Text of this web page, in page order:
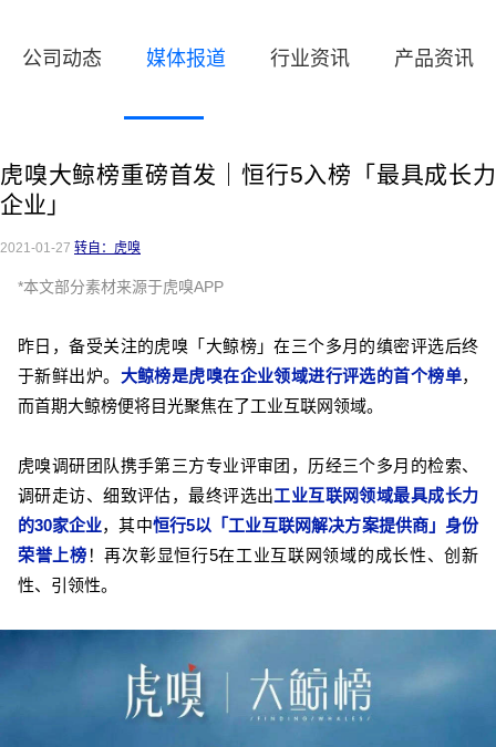
公司动态 媒体报道 行业资讯 产品资讯
虎嗅大鲸榜重磅首发｜恒行5入榜「最具成长力
企业」
2021-01-27 转自：虎嗅
*本文部分素材来源于虎嗅APP
昨日，备受关注的虎嗅「大鲸榜」在三个多月的缜密评选后终
于新鲜出炉。 大鲸榜是虎嗅在企业领域进行评选的首个榜单，
而首期大鲸榜便将目光聚焦在了工业互联网领域。
虎嗅调研团队携手第三方专业评审团，历经三个多月的检索、
调研走访、细致评估，最终评选出工业互联网领域最具成长力
的30家企业，其中恒行5以「工业互联网解决方案提供商」身份
荣誉上榜 ！再次彰显恒行5在工业互联网领域的成长性、创新
性、引领性。